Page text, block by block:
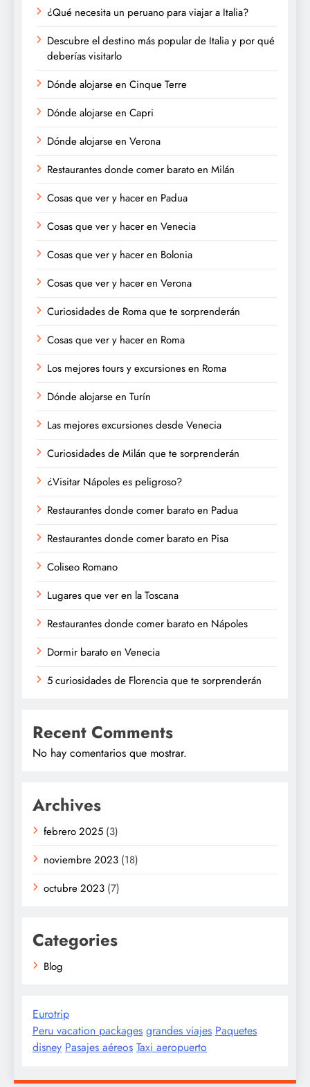
¿Qué necesita un peruano para viajar a Italia?
Descubre el destino más popular de Italia y por qué
deberías visitarlo
Dónde alojarse en Cinque Terre
Dónde alojarse en Capri
Dónde alojarse en Verona
Restaurantes donde comer barato en Milán
Cosas que ver y hacer en Padua
Cosas que ver y hacer en Venecia
Cosas que ver y hacer en Bolonia
Cosas que ver y hacer en Verona
Curiosidades de Roma que te sorprenderán
Cosas que ver y hacer en Roma
Los mejores tours y excursiones en Roma
Dónde alojarse en Turín
Las mejores excursiones desde Venecia
Curiosidades de Milán que te sorprenderán
¿Visitar Nápoles es peligroso?
Restaurantes donde comer barato en Padua
Restaurantes donde comer barato en Pisa
Coliseo Romano
Lugares que ver en la Toscana
Restaurantes donde comer barato en Nápoles
Dormir barato en Venecia
5 curiosidades de Florencia que te sorprenderán
Recent Comments
No hay comentarios que mostrar.
Archives
febrero 2025 (3)
noviembre 2023 (18)
octubre 2023 (7)
Categories
Blog
Eurotrip
Peru vacation packages grandes viajes Paquetes
disney Pasajes aéreos Taxi aeropuerto